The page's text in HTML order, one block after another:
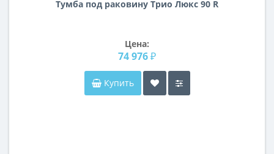
Тумба под раковину Трио Люкс 90 R
Цена:
74 976 ₽
Купить